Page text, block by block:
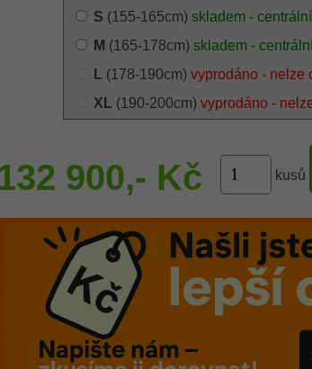
S (155-165cm) skladem -
M (165-178cm) skladem -
L (178-190cm) vyprodáno - nelze
XL (190-200cm) vyprodáno -
900,- Kč kusů